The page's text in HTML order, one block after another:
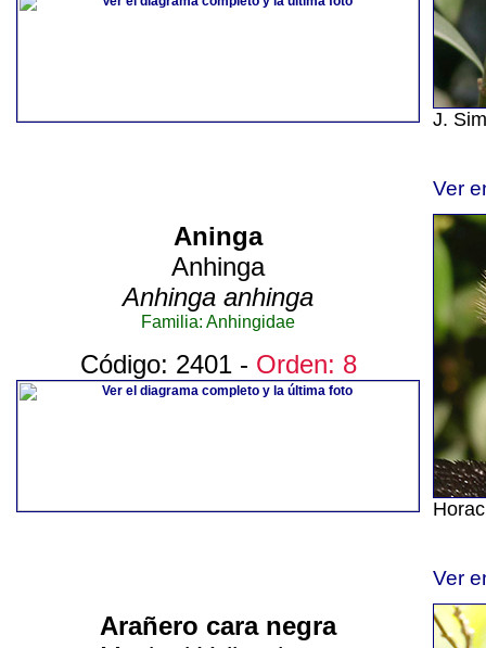
J.
Ver
Aninga
Anhinga
Anhinga anhinga
Familia: Anhingidae
Código: 2401 - Orden: 8
Ver
Arañero cara negra